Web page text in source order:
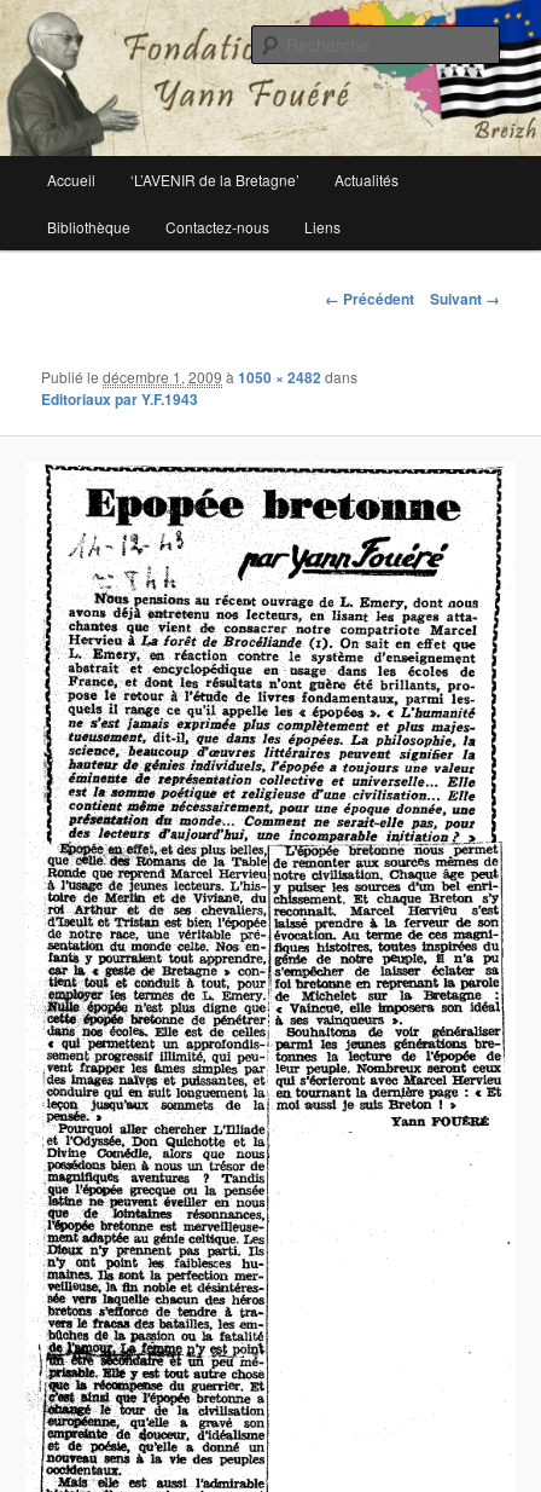
Fondation Yann Fouéré
Le site officiel de la fondation Yann Fouéré
principal
Aller
au
Accueil ‘L’AVENIR de la Bretagne’ Actualités
Bibliothèque Contactez-nous Liens
Navigation
← Précédent Suivant →
Publié ledécembre 1, 2009 à1050 × 2482 dans
Editoriaux par Y.F.1943